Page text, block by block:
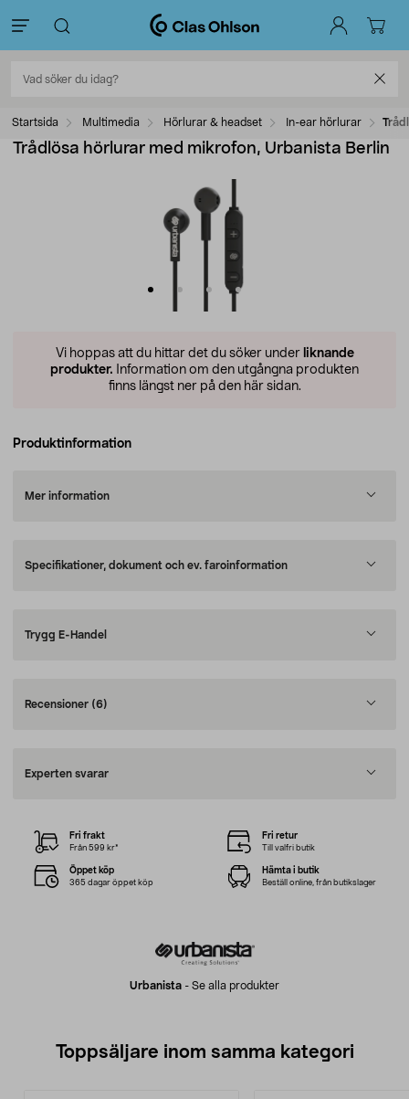
Startsida Multimedia Hörlurar & headset In-ear hörlurar
Trådlösa hörlurar med mikrofon, Urbanista Berlin
Vi hoppas att du hittar det du söker under liknande
produkter. Information om den utgångna produkten
finns längst ner på den här sidan.
Produktinformation
Mer information
Specifikationer, dokument och ev. faroinformation
Trygg E-Handel
Recensioner (6)
Experten svarar
Urbanista - Se alla produkter
Fri frakt
Från 599 kr*
Fri retur
Till valfri butik
Öppet köp
365 dagar öppet köp
Hämta i butik
Beställ online, från butikslager
Toppsäljare inom samma kategori